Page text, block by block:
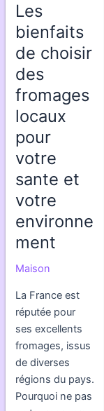
Les
bienfaits
de choisir
des
fromages
locaux
pour
votre
sante et
votre
environne
ment
Maison
La France est
réputée pour
ses excellents
fromages, issus
de diverses
régions du pays.
Pourquoi ne pas